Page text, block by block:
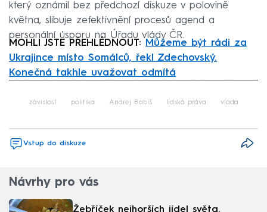
který oznámil bez předchozí diskuze v polovině
května, slibuje zefektivnění procesů agend a
personální úsporu na Úřadu vlády ČR.
MOHLI JSTE PŘEHLÉDNOUT:
Můžeme být rádi za
Ukrajince místo Somálců, řekl Zdechovský.
Konečná takhle uvažovat odmítá
závislost politika Andrej Babiš lidská práva vláda
Vstup do diskuze
Návrhy pro vás
Žebříček nejhorších jídel světa.